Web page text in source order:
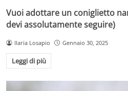
Vuoi adottare un coniglietto
devi assolutamente seguire)
Ilaria Losapio Gennaio 30, 2025
Leggi di più